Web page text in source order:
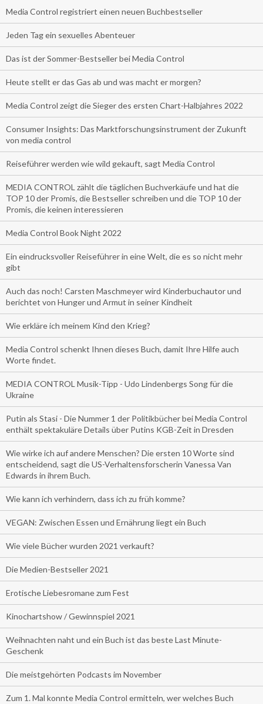
Media Control registriert einen neuen Buchbestseller
Jeden Tag ein sexuelles Abenteuer
Das ist der Sommer-Bestseller bei Media Control
Heute stellt er das Gas ab und was macht er morgen?
Media Control zeigt die Sieger des ersten Chart-Halbjahres 2022
Consumer Insights: Das Marktforschungsinstrument der Zukunft
von media control
Reiseführer werden wie wild gekauft, sagt Media Control
MEDIA CONTROL zählt die täglichen Buchverkäufe und hat die
TOP 10 der Promis, die Bestseller schreiben und die TOP 10 der
Promis, die keinen interessieren
Media Control Book Night 2022
Ein eindrucksvoller Reiseführer in eine Welt, die es so nicht mehr
gibt
Auch das noch! Carsten Maschmeyer wird Kinderbuchautor und
berichtet von Hunger und Armut in seiner Kindheit
Wie erkläre ich meinem Kind den Krieg?
Media Control schenkt Ihnen dieses Buch, damit Ihre Hilfe auch
Worte findet.
MEDIA CONTROL Musik-Tipp - Udo Lindenbergs Song für die
Ukraine
Putin als Stasi - Die Nummer 1 der Politikbücher bei Media Control
enthält spektakuläre Details über Putins KGB-Zeit in Dresden
Wie wirke ich auf andere Menschen? Die ersten 10 Worte sind
entscheidend, sagt die US-Verhaltensforscherin Vanessa Van
Edwards in ihrem Buch.
Wie kann ich verhindern, dass ich zu früh komme?
VEGAN: Zwischen Essen und Ernährung liegt ein Buch
Wie viele Bücher wurden 2021 verkauft?
Die Medien-Bestseller 2021
Erotische Liebesromane zum Fest
Kinochartshow / Gewinnspiel 2021
Weihnachten naht und ein Buch ist das beste Last Minute-
Geschenk
Die meistgehörten Podcasts im November
Zum 1. Mal konnte Media Control ermitteln, wer welches Buch